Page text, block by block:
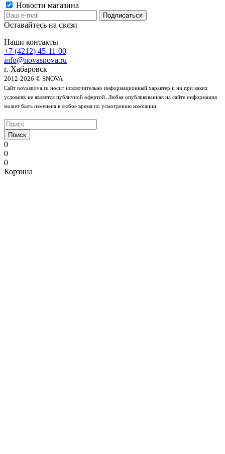
Новости магазина
Оставайтесь на связи
Наши контакты
+7 (4212) 45-11-00
info@novasnova.ru
г. Хабаровск
2012-2026 © SNOVA
Сайт novasnova.ru носит исключительно информационный характер и ни при каких
условиях не является публичной офертой. Любая опубликованная на сайте информация
может быть изменена в любое время по усмотрению компании.
Поиск
0
0
0
Корзина